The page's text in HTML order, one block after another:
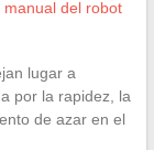
manual del robot
lugar a
por la rapidez, la
de azar en el